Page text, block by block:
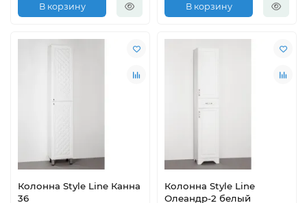
В корзину В корзину
Колонна Style Line Канна
36
Колонна Style Line
Олеандр-2 белый